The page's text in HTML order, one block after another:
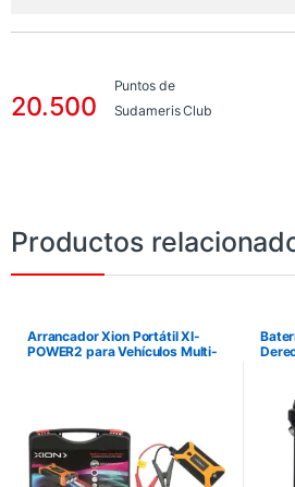
20.500
Puntos de
Sudameris Club
Productos
Arrancador Xion Portátil XI-
POWER2 para Vehículos Multi-